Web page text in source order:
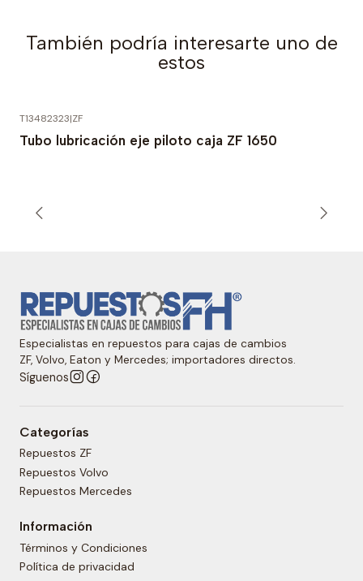
También podría interesarte uno de
estos
T13482323|ZF
Tubo lubricación eje piloto caja ZF 1650
Especialistas en repuestos para cajas de cambios
ZF, Volvo, Eaton y Mercedes; importadores directos.
Síguenos
Categorías
Repuestos ZF
Repuestos Volvo
Repuestos Mercedes
Información
Términos y Condiciones
Política de privacidad